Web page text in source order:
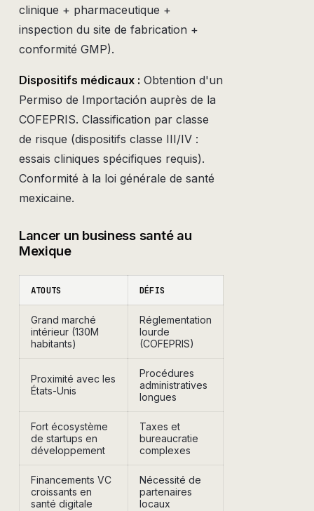
clinique + pharmaceutique +
inspection du site de fabrication +
conformité GMP).
Dispositifs médicaux : Obtention d'un
Permiso de Importación auprès de la
COFEPRIS. Classification par classe
de risque (dispositifs classe III/IV :
essais cliniques spécifiques requis).
Conformité à la loi générale de santé
mexicaine.
Lancer un business santé au
Mexique
ATOUTS DÉFIS
Grand marché
intérieur (130M
habitants)
Réglementation
lourde
(COFEPRIS)
Proximité avec les
États-Unis
Procédures
administratives
longues
Fort écosystème
de startups en
développement
Taxes et
bureaucratie
complexes
Financements VC
croissants en
santé digitale
Nécessité de
partenaires
locaux